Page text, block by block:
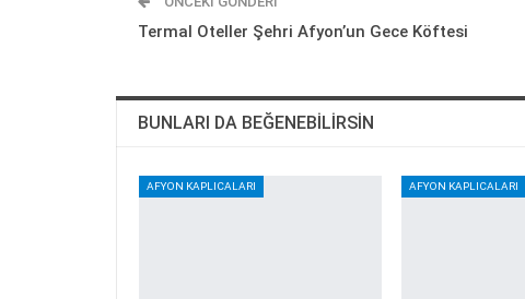
Termal Oteller Şehri Afyon’un Gece Köftesi
BUNLARI DA BEĞENEBILIRSIN
AFYON KAPLICALARI AFYON KAPLICALARI